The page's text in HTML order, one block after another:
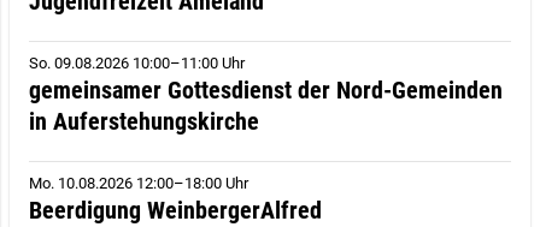
So. 09.08.2026 10:00–11:00 Uhr
gemeinsamer Gottesdienst der Nord-Gemeinden
in Auferstehungskirche
Mo. 10.08.2026 12:00–18:00 Uhr
Beerdigung WeinbergerAlfred